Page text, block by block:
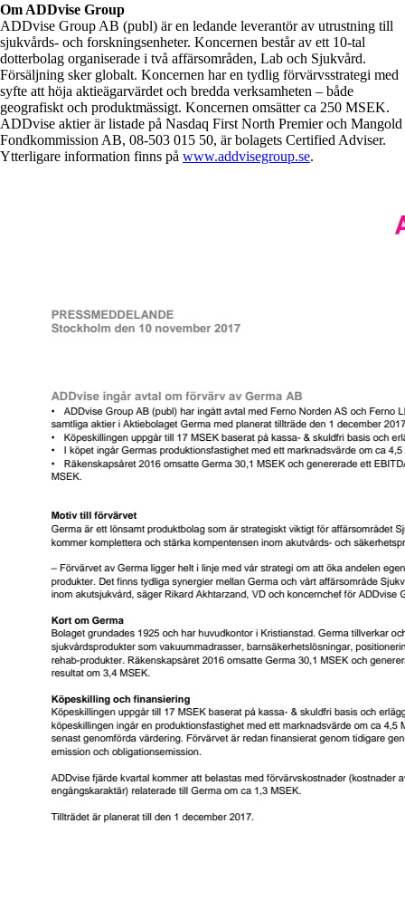
Om ADDvise Group
ADDvise Group AB (publ) är en ledande leverantör av utrustning till
sjukvårds- och forskningsenheter. Koncernen består av ett 10-tal
dotterbolag organiserade i två affärsområden, Lab och Sjukvård.
Försäljning sker globalt. Koncernen har en tydlig förvärvsstrategi med
syfte att höja aktieägarvärdet och bredda verksamheten – både
geografiskt och produktmässigt. Koncernen omsätter ca 250 MSEK.
ADDvise aktier är listade på Nasdaq First North Premier och Mangold
Fondkommission AB, 08-503 015 50, är bolagets Certified Adviser.
Ytterligare information finns på www.addvisegroup.se.